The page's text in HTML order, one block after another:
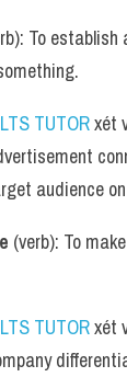
To
TUTOR xét
audience
(verb): To
TUTOR xét